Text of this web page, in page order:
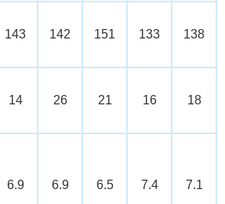
143 142 151 133 138
14 26 21 16 18
6.9 6.9 6.5 7.4 7.1